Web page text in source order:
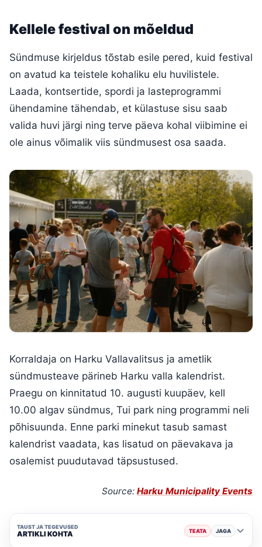
Kellele festival on mõeldud
Sündmuse kirjeldus tõstab esile pered, kuid festival
on avatud ka teistele kohaliku elu huvilistele.
Laada, kontsertide, spordi ja lasteprogrammi
ühendamine tähendab, et külastuse sisu saab
valida huvi järgi ning terve päeva kohal viibimine ei
ole ainus võimalik viis sündmusest osa saada.
Korraldaja on Harku Vallavalitsus ja ametlik
sündmusteave pärineb Harku valla kalendrist.
Praegu on kinnitatud 10. augusti kuupäev, kell
10.00 algav sündmus, Tui park ning programmi neli
põhisuunda. Enne parki minekut tasub samast
kalendrist vaadata, kas lisatud on päevakava ja
osalemist puudutavad täpsustused.
Source: Harku Municipality Events
TAUST JA TEGEVUSED
ARTIKLI KOHTA TEATA JAGA